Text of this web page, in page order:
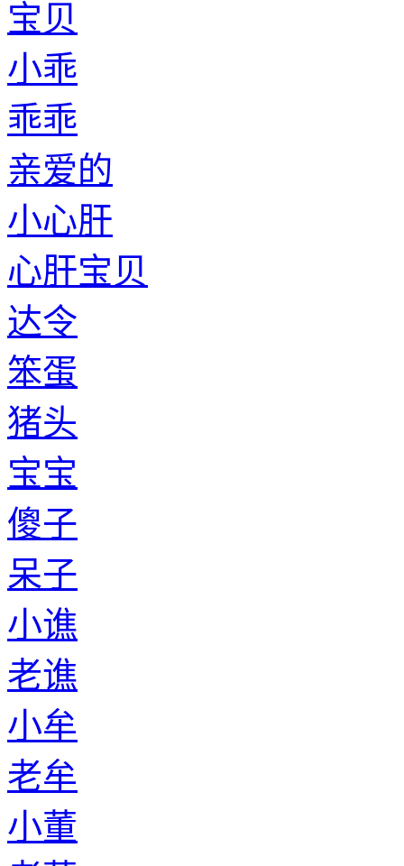
宝贝
小乖
乖乖
亲爱的
小心肝
心肝宝贝
达令
笨蛋
猪头
宝宝
傻子
呆子
小谯
老谯
小牟
老牟
小董